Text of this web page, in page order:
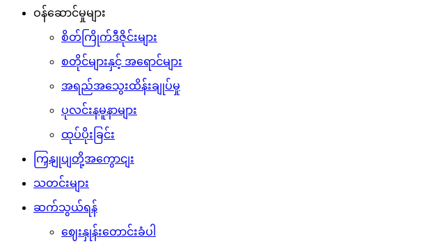
ဝန်ဆောင်မှုများ
စိတ်ကြိုက်ဒီဇိုင်းများ
စတိုင်များနှင့် အရောင်များ
အရည်အသွေးထိန်းချုပ်မှု
ပုလင်းနမူနာများ
ထုပ်ပိုးခြင်း
ကြှနျုပျတို့အကွောငျး
သတင်းများ
ဆက်သွယ်ရန်
ဈေးနှုန်းတောင်းခံပါ